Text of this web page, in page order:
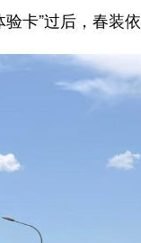
”过后，春装依